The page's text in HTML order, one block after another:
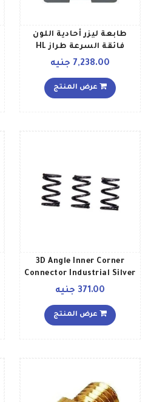
طابعة ليزر أحادية اللون
فائقة السرعة طراز HL
L6200DW أسود
7,238.00 جنيه
عرض المنتج
3D Angle Inner Corner
Connector Industrial Silver
371.00 جنيه
عرض المنتج